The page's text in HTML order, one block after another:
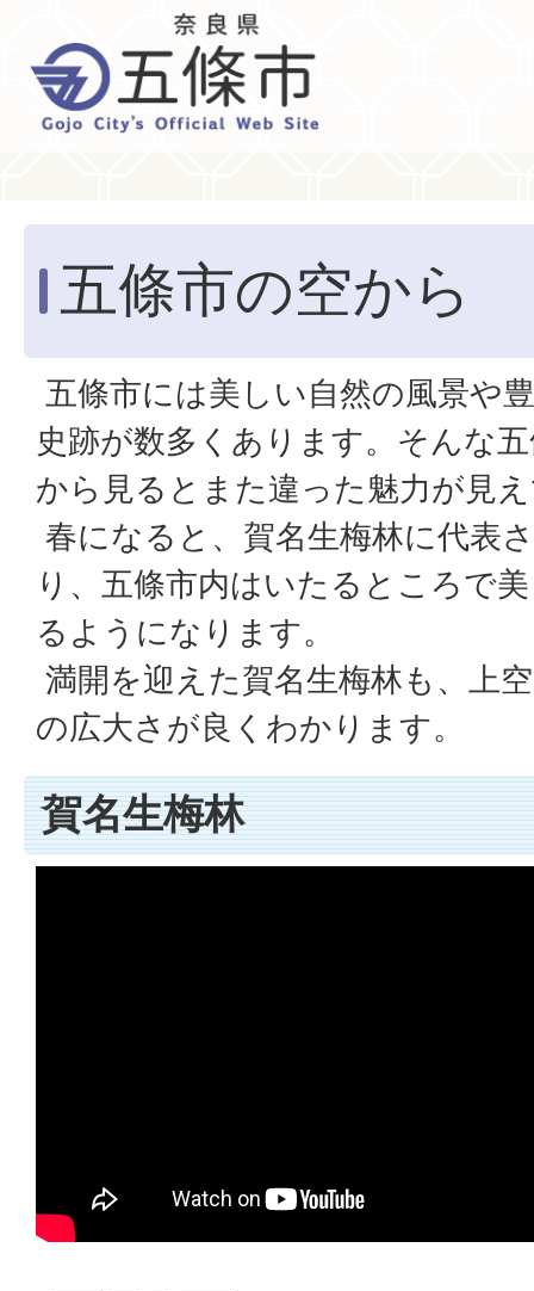
五條市の空から
五條市には美しい自然の風景や
史跡が数多くあります。そんな
から見るとまた違った魅力が見
春になると、賀名生梅林に代表
り、五條市内はいたるところで
るようになります。
満開を迎えた賀名生梅林も、上
の広大さが良くわかります。
賀名生梅林